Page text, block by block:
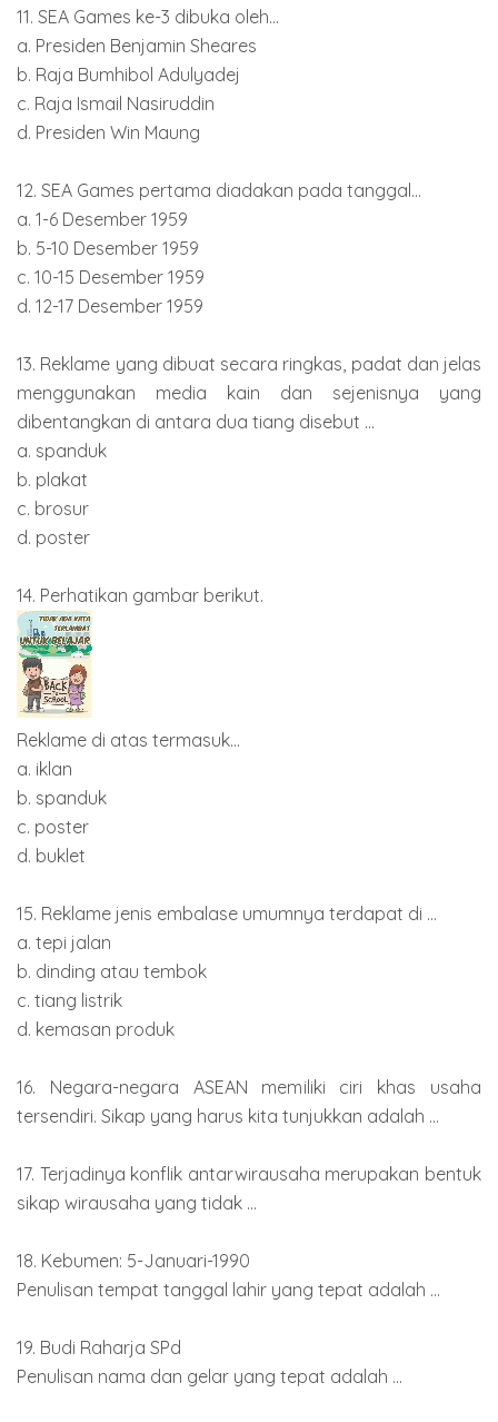
11. SEA Games ke-3 dibuka oleh...
a. Presiden Benjamin Sheares
b. Raja Bumhibol Adulyadej
c. Raja Ismail Nasiruddin
d. Presiden Win Maung
12. SEA Games pertama diadakan pada tanggal...
a. 1-6 Desember 1959
b. 5-10 Desember 1959
c. 10-15 Desember 1959
d. 12-17 Desember 1959
13. Reklame yang dibuat secara ringkas, padat dan jelas
menggunakan media kain dan sejenisnya yang
dibentangkan di antara dua tiang disebut ...
a. spanduk
b. plakat
c. brosur
d. poster
14. Perhatikan gambar berikut.
Reklame di atas termasuk...
a. iklan
b. spanduk
c. poster
d. buklet
15. Reklame jenis embalase umumnya terdapat di ...
a. tepi jalan
b. dinding atau tembok
c. tiang listrik
d. kemasan produk
16. Negara-negara ASEAN memiliki ciri khas usaha
tersendiri. Sikap yang harus kita tunjukkan adalah ...
17. Terjadinya konflik antarwirausaha merupakan bentuk
sikap wirausaha yang tidak ...
18. Kebumen: 5-Januari-1990
Penulisan tempat tanggal lahir yang tepat adalah ...
19. Budi Raharja SPd
Penulisan nama dan gelar yang tepat adalah ...